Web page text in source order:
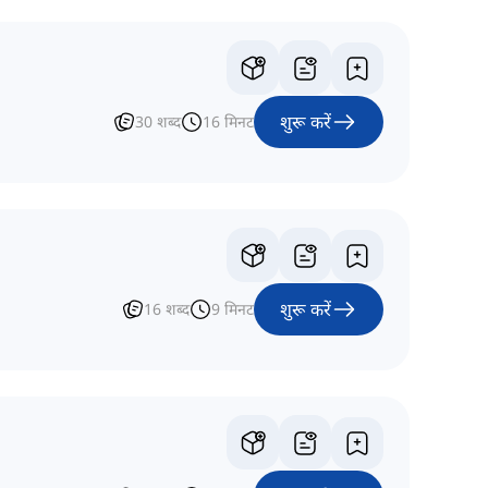
30 शब्द 16 मिनट शुरू करें
16 शब्द 9 मिनट शुरू करें